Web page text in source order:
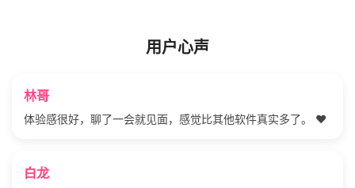
用户心声
林哥
体验感很好，聊了一会就见面，感觉比其他软件真实多了。 ❤️
白龙